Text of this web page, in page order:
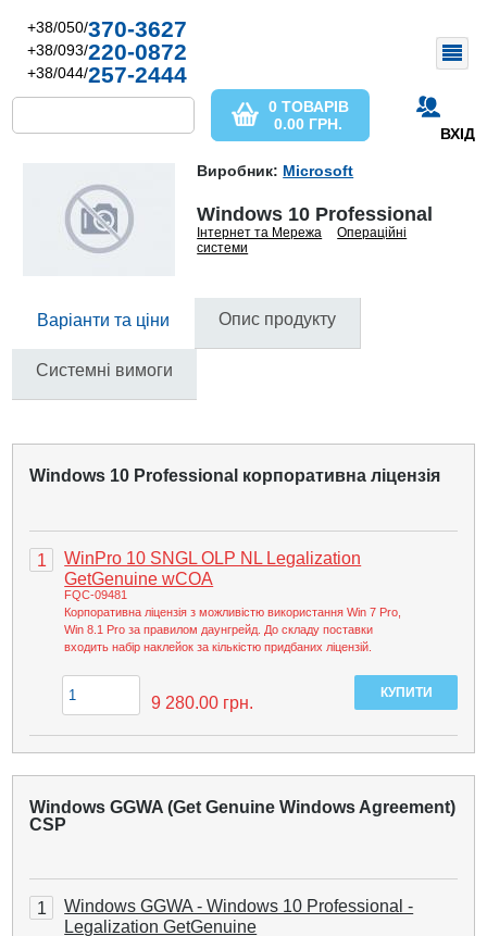
+38/050/370-3627
+38/093/220-0872
+38/044/257-2444
ВХІД
0 ТОВАРІВ
0.00 ГРН.
Виробник: Microsoft
Windows 10 Professional
Інтернет та Мережа
Операційні
системи
Варіанти та ціни Опис продукту
Системні вимоги
Windows 10 Professional корпоративна ліцензія
1
WinPro 10 SNGL OLP NL Legalization
GetGenuine wCOA
FQC-09481
Корпоративна ліцензія з можливістю використання Win 7 Pro,
Win 8.1 Pro за правилом даунгрейд. До складу поставки
входить набір наклейок за кількістю придбаних ліцензій.
9 280.00 грн.
Windows GGWA (Get Genuine Windows Agreement)
CSP
1
Windows GGWA - Windows 10 Professional -
Legalization GetGenuine